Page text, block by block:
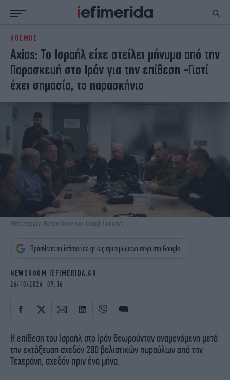
ΕΙΔΗΣΕΙΣ
NON PAPER
ΕΛΛΑΔΑ
ΟΙΚΟΝΟΜΙΑ
ΚΟΣΜΟΣ
ΠΟΛΙΤΙΣΜΟΣ
ΠΑΝΕΛΛΗΝΙΕΣ
ΖΩΗ
ΣΠΟΡ
ΓΥΝΑΙΚΑ
ΠΟΛΗ
ΤΕΧΝΟΛΟΓΙΑ
ΥΓΕΙΑ
DESIGN
ΟΛΥΜΠΙΑΚΟΙ ΑΓΩΝΕΣ
GREEN
iAUTOKINITO
iOPINIONS
OSCARS
THE OCEAN
ΚΟΣΜΟΣ
Axios: Το Ισραήλ είχε στείλει μήνυμα από την
Παρασκευή στο Ιράν για την επίθεση -Γιατί
έχει σημασία, το παρασκήνιο
Μπέντζαμιν Νετανιάχου και Γιόαβ Γκάλαντ
Πρόσθεσε το iefimerida.gr ως προτιμώμενη πηγή στη Google
NEWSROOM IEFIMERIDA.GR
26/10/2024 09:16
Η επίθεση του Ισραήλ στο Ιράν θεωρούνταν αναμενόμενη μετά
την εκτόξευση σχεδόν 200 βαλιστικών πυραύλων από την
Τεχεράνη, σχεδόν πριν ένα μήνα.